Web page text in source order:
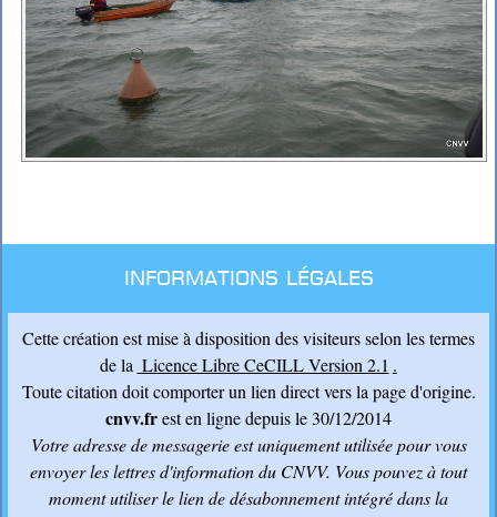
Informations légales
Cette création est mise à disposition des visiteurs selon les termes
de la Licence Libre CeCILL Version 2.1 .
Toute citation doit comporter un lien direct vers la page d'origine.
cnvv.frest en ligne depuis le 30/12/2014
Votre adresse de messagerie est uniquement utilisée pour vous
envoyer les lettres d'information du CNVV. Vous pouvez à tout
moment utiliser le lien de désabonnement intégré dans la